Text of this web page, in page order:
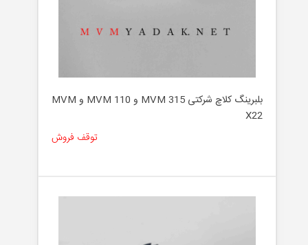
بلبرینگ کلاچ شرکتی MVM 315 و MVM 110 و MVM
X22
توقف فروش